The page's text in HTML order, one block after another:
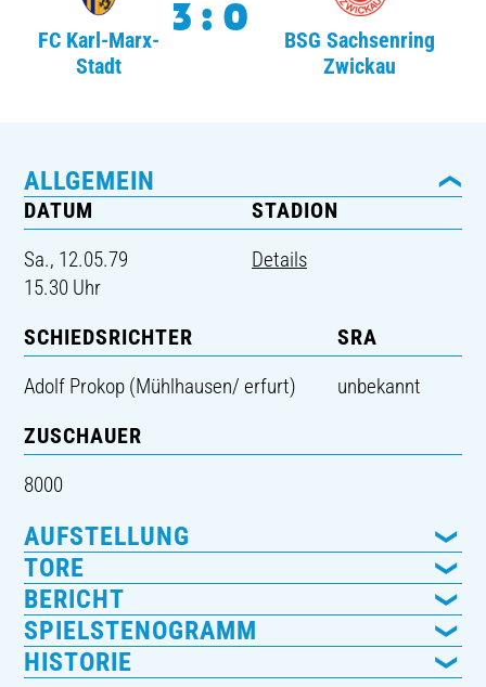
FC Karl-Marx-
Stadt
3:0
BSG Sachsenring
Zwickau
ALLGEMEIN
DATUM
Sa., 12.05.79
15.30 Uhr
STADION
Details
SCHIEDSRICHTER
Adolf Prokop (Mühlhausen/ erfurt)
SRA
unbekannt
ZUSCHAUER
8000
AUFSTELLUNG
TORE
BERICHT
SPIELSTENOGRAMM
HISTORIE